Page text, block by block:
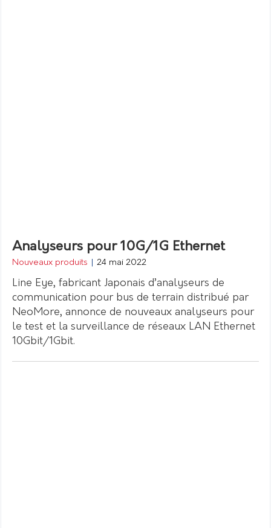
Analyseurs pour 10G/1G Ethernet
Nouveaux produits 24 mai 2022
Line Eye, fabricant Japonais d’analyseurs de
communication pour bus de terrain distribué par
NeoMore, annonce de nouveaux analyseurs pour
le test et la surveillance de réseaux LAN Ethernet
10Gbit/1Gbit.